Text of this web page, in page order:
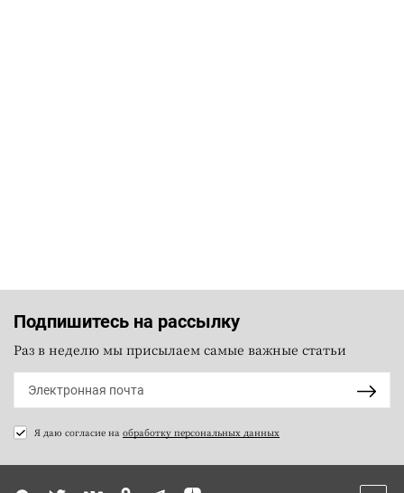
Подпишитесь на рассылку
Раз в неделю мы присылаем самые важные статьи
Я даю согласие на обработку персональных данных